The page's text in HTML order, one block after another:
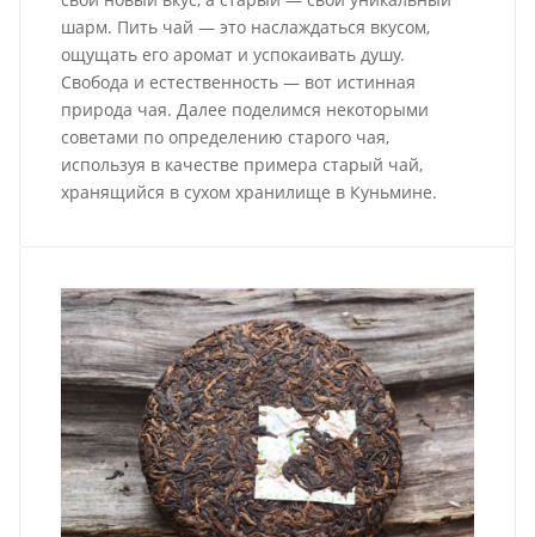
шарм. Пить чай — это наслаждаться вкусом,
ощущать его аромат и успокаивать душу.
Свобода и естественность — вот истинная
природа чая. Далее поделимся некоторыми
советами по определению старого чая,
используя в качестве примера старый чай,
хранящийся в сухом хранилище в Куньмине.